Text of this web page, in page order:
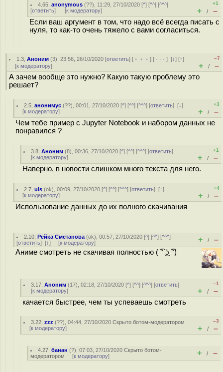
4.65 ,anonymous (??), 11:29, 27/10/2020 [^] [^^] [^^^]
[ответить] [к модератору]
+1
+ / –
Если ваш аргумент в том, что надо всё всегда писать с
нуля, то как-то очень тяжело с вами согласиться.
1.3 ,Аноним (3), 23:56, 26/10/2020 [ответить] [ ﹢﹢﹢] [ · · ·][↓] [↑]
[к модератору]
–7
+ / –
А зачем вообще это нужно? Какую такую проблему это
решает?
2.5 ,анонимус (??), 00:01, 27/10/2020 [^] [^^] [^^^] [ответить][↓]
[к модератору]
+3
+ / –
Чем тебе пример с Jupyter Notebook и набором данных не
понравился ?
3.8 ,Аноним (8), 00:36, 27/10/2020 [^] [^^] [^^^] [ответить]
[к модератору]
+1
+ / –
Наверно, в новости слишком много текста для него.
2.7 ,uis (ok), 00:09, 27/10/2020 [^] [^^] [^^^] [ответить][↑]
[к модератору]
+4
+ / –
Использование данных до их полного скачивания
2.10 ,Рейка Сметанова (ok), 00:57, 27/10/2020 [^] [^^] [^^^]
[ответить] [↓] [к модератору] + / –
Аниме смотреть не скачивая полностью ( ͡° ͜ʖ ͡°)
3.17 ,Аноним (17), 02:18, 27/10/2020 [^] [^^] [^^^] [ответить]
[к модератору]
–1
+ / –
качается быстрее, чем ты успеваешь смотреть
3.22 ,zzz (??), 04:44, 27/10/2020Скрыто ботом-модератором
[к модератору]
–3
+ / –
4.27 ,банан (?), 07:03, 27/10/2020Скрыто ботом-
модератором [к модератору] + / –